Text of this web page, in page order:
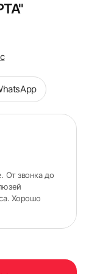
карниз.
для
От звонка до
Хорошо